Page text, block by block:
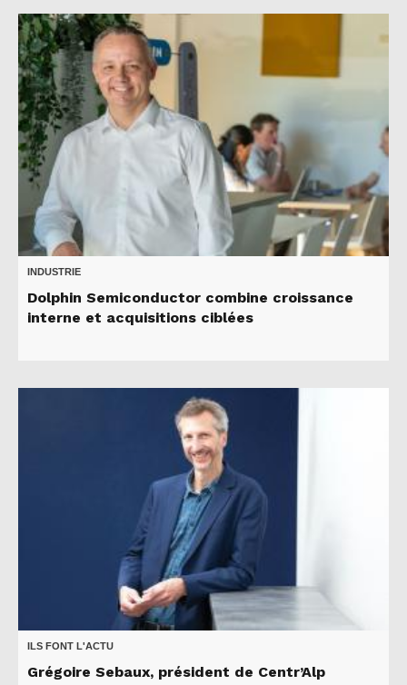
INDUSTRIE
Dolphin Semiconductor combine croissance
interne et acquisitions ciblées
ILS FONT L'ACTU
Grégoire Sebaux, président de Centr’Alp